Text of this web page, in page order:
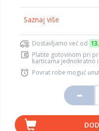
Saznaj više
Dostavljamo već od
Platite gotovinom pri
karticama jednokratno
Povrat robe moguć